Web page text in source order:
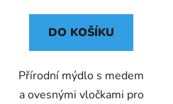
DO KOŠÍKU
Přírodní mýdlo s medem
a ovesnými vločkami pro